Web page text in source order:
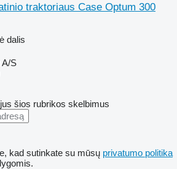
traktoriaus Case Optum 300
dalis
A/S
šios rubrikos skelbimus
kad sutinkate su mūsų privatumo politika